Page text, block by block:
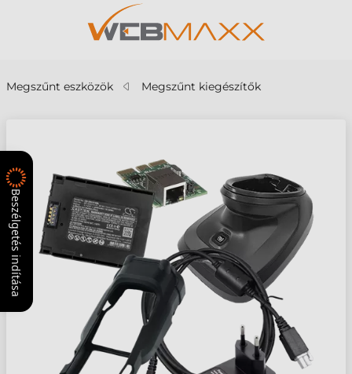
Megszűnt eszközök Megszűnt kiegészítők
Beszélgetés indítása